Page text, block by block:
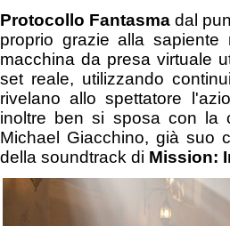
Protocollo Fantasma dal
proprio grazie alla
macchina da presa virtuale
set reale, utilizzando
rivelano allo spettatore
inoltre ben si sposa con la
Michael Giacchino, già suo
della soundtrack di Mission: